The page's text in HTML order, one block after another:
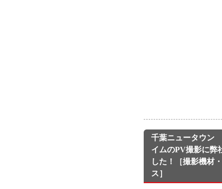
千葉ニュータウン
イムのPV撮影に弊
した！［撮影機材
ス］